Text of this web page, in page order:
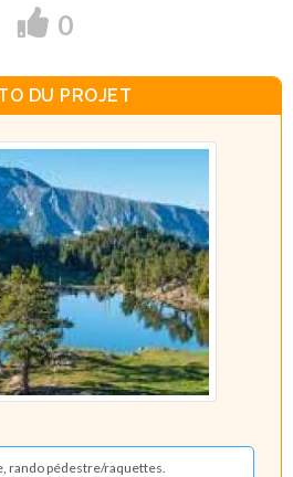
0
DU PROJET
rando pédestre/raquettes.